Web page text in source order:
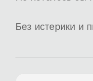
Без истерики и